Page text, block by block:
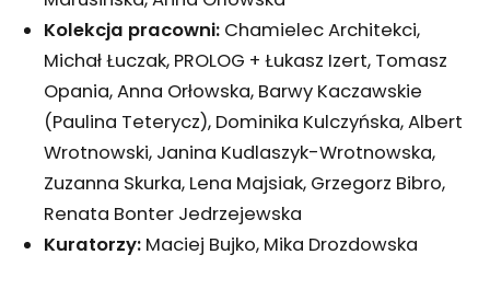
Kolekcja pracowni: Chamielec Architekci,
Michał Łuczak, PROLOG + Łukasz Izert, Tomasz
Opania, Anna Orłowska, Barwy Kaczawskie
(Paulina Teterycz), Dominika Kulczyńska, Albert
Wrotnowski, Janina Kudlaszyk-Wrotnowska,
Zuzanna Skurka, Lena Majsiak, Grzegorz Bibro,
Renata Bonter Jedrzejewska
Kuratorzy: Maciej Bujko, Mika Drozdowska